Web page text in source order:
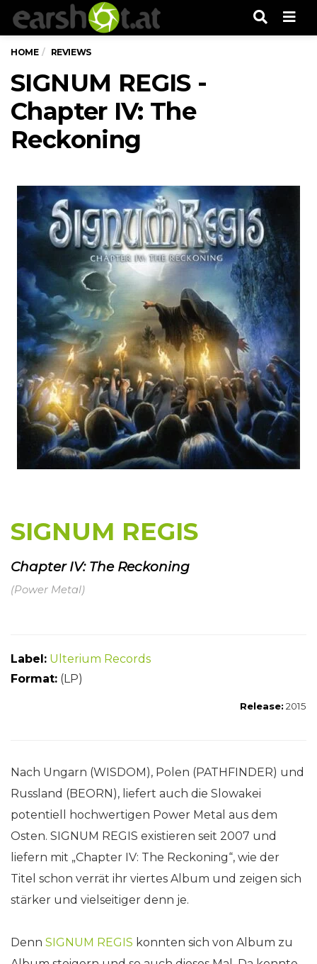
HOME REVIEWS
SIGNUM REGIS -
Chapter IV: The
Reckoning
SIGNUM REGIS
Chapter IV: The Reckoning
(Power Metal)
Label: Ulterium Records
Format: (LP)
Release: 2015
Nach Ungarn (WISDOM), Polen (PATHFINDER) und
Russland (BEORN), liefert auch die Slowakei
potentiell hochwertigen Power Metal aus dem
Osten. SIGNUM REGIS existieren seit 2007 und
liefern mit „Chapter IV: The Reckoning“, wie der
Titel schon verrät ihr viertes Album und zeigen sich
stärker und vielseitiger denn je.
Denn SIGNUM REGIS konnten sich von Album zu